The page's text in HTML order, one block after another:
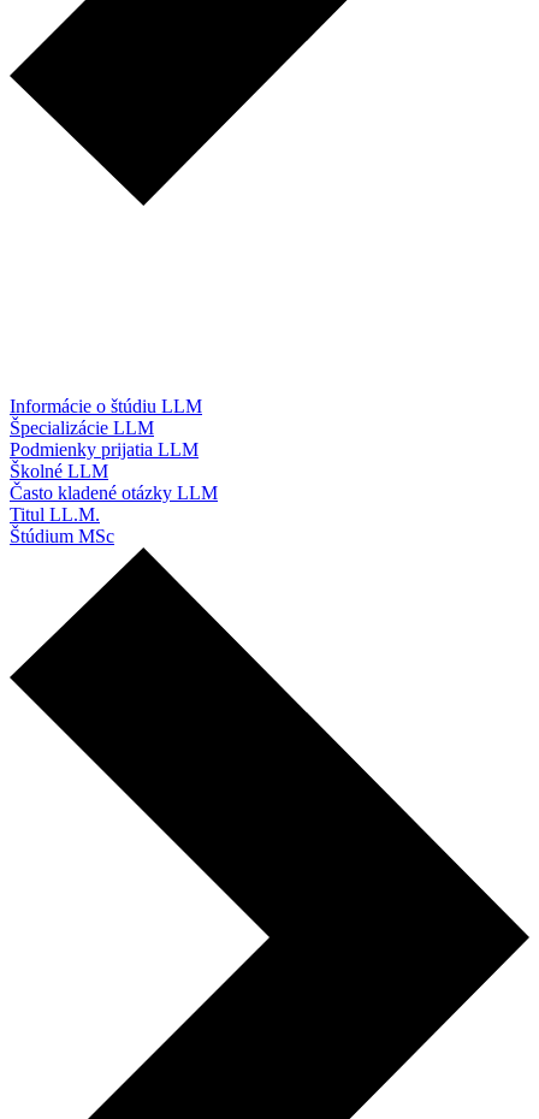
Informácie o štúdiu LLM
Špecializácie LLM
Podmienky prijatia LLM
Školné LLM
Často kladené otázky LLM
Titul LL.M.
Štúdium MSc